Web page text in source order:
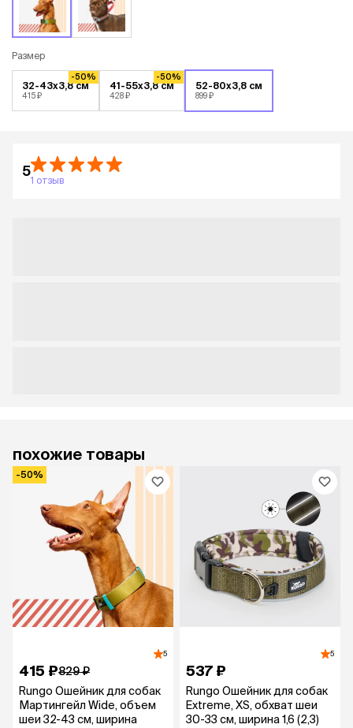
Размер
32-43x3,8 см
415 ₽
-50%
41-55x3,8 см
428 ₽
-50%
52-80x3,8 см
899 ₽
5
1 отзыв
похожие товары
-50%
5
415 ₽829 ₽
Rungo Ошейник для собак
Мартингейл Wide, объем
шеи 32-43 см, ширина
5
537 ₽
Rungo Ошейник для собак
Extreme, XS, обхват шеи
30-33 см, ширина 1,6 (2,3)